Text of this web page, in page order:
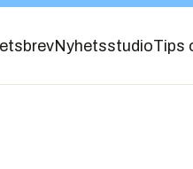
NyhetsstudioTips